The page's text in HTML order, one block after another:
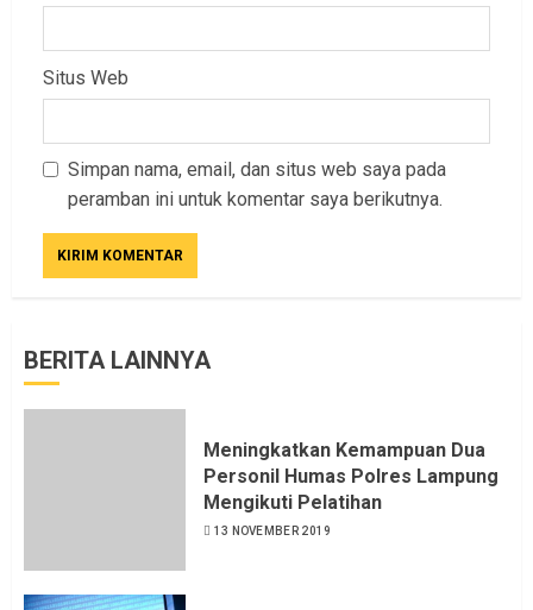
Situs Web
Simpan nama, email, dan situs web saya pada
peramban ini untuk komentar saya berikutnya.
BERITA LAINNYA
Meningkatkan Kemampuan Dua
Personil Humas Polres Lampung
Mengikuti Pelatihan
13 NOVEMBER 2019